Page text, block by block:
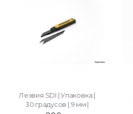
Лезвия SDI | Упаковка |
30 градусов | 9 мм |